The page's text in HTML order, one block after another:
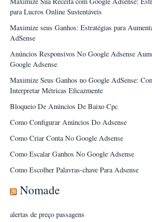
para Lucros Online Sustentáveis
Maximize seus Ganhos: Estratégias para
AdSense
Anúncios Responsivos No Google Adsense
Google Adsense
Maximize Seus Ganhos no Google AdSense:
Interpretar Métricas Eficazmente
Bloqueio De Anúncios De Baixo Cpc
Como Configurar Anúncios Do Adsense
Como Criar Conta No Google Adsense
Como Escalar Ganhos No Google Adsense
Como Escolher Palavras-chave Para Adsense
Nomade
alertas de preço passagens